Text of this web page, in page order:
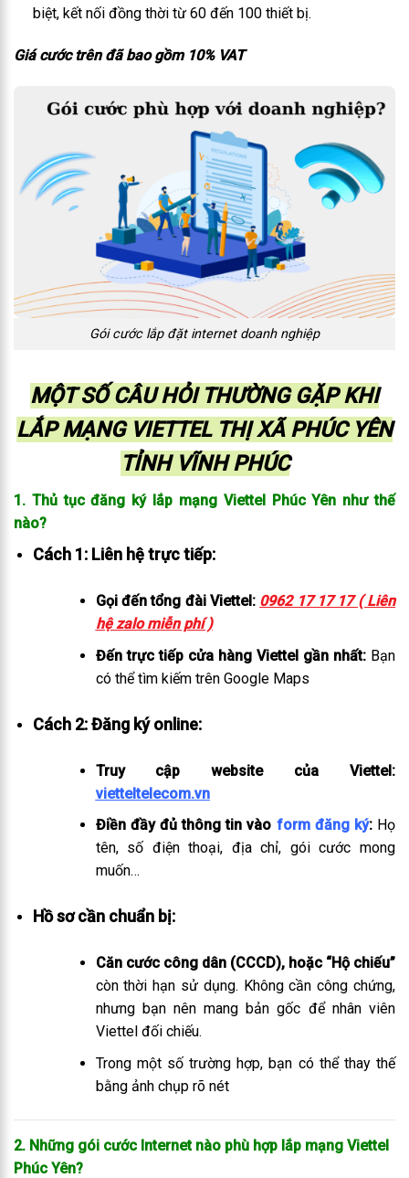
biệt, kết nối đồng thời từ 60 đến 100 thiết bị.
Giá cước trên đã bao gồm 10% VAT
Gói cước lắp đặt internet doanh nghiệp
MỘT SỐ CÂU HỎI THƯỜNG GẶP KHI
LẮP MẠNG VIETTEL THỊ XÃ PHÚC YÊN
TỈNH VĨNH PHÚC
1. Thủ tục đăng ký lắp mạng Viettel Phúc Yên như thế
nào?
Cách 1: Liên hệ trực tiếp:
Gọi đến tổng đài Viettel: 0962 17 17 17 ( Liên
hệ zalo miễn phí )
Đến trực tiếp cửa hàng Viettel gần nhất:Bạn
có thể tìm kiếm trên Google Maps
Cách 2: Đăng ký online:
Truy cập website của Viettel:
vietteltelecom.vn
Điền đầy đủ thông tin vào form đăng ký:Họ
tên, số điện thoại, địa chỉ, gói cước mong
muốn…
Hồ sơ cần chuẩn bị:
Căn cước công dân (CCCD), hoặc “Hộ chiếu”
còn thời hạn sử dụng. Không cần công chứng,
nhưng bạn nên mang bản gốc để nhân viên
Viettel đối chiếu.
Trong một số trường hợp, bạn có thể thay thế
bằng ảnh chụp rõ nét
2. Những gói cước Internet nào phù hợp lắp mạng Viettel
Phúc Yên?